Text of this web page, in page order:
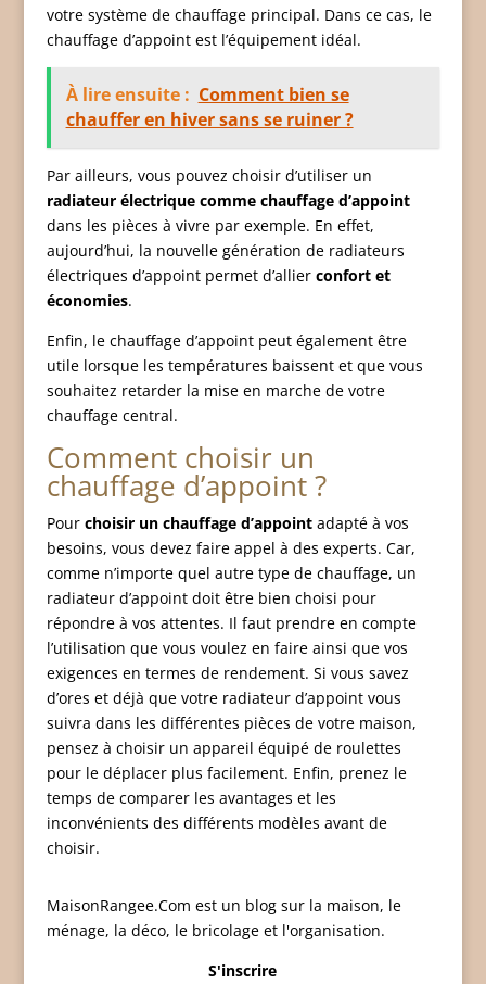
votre système de chauffage principal. Dans ce cas, le
chauffage d’appoint est l’équipement idéal.
À lire ensuite : Comment bien se
chauffer en hiver sans se ruiner ?
Par ailleurs, vous pouvez choisir d’utiliser un
radiateur électrique comme chauffage d’appoint
dans les pièces à vivre par exemple. En effet,
aujourd’hui, la nouvelle génération de radiateurs
électriques d’appoint permet d’allier confort et
économies.
Enfin, le chauffage d’appoint peut également être
utile lorsque les températures baissent et que vous
souhaitez retarder la mise en marche de votre
chauffage central.
Comment choisir un
chauffage d’appoint ?
Pour choisir un chauffage d’appointadapté à vos
besoins, vous devez faire appel à des experts. Car,
comme n’importe quel autre type de chauffage, un
radiateur d’appoint doit être bien choisi pour
répondre à vos attentes. Il faut prendre en compte
l’utilisation que vous voulez en faire ainsi que vos
exigences en termes de rendement. Si vous savez
d’ores et déjà que votre radiateur d’appoint vous
suivra dans les différentes pièces de votre maison,
pensez à choisir un appareil équipé de roulettes
pour le déplacer plus facilement. Enfin, prenez le
temps de comparer les avantages et les
inconvénients des différents modèles avant de
choisir.
MaisonRangee.Com est un blog sur la maison, le
ménage, la déco, le bricolage et l'organisation.
S'inscrire